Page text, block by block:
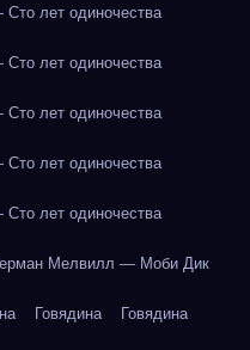
лет одиночества
лет одиночества
лет одиночества
лет одиночества
лет одиночества
Мелвилл — Моби Дик
Говядина Говядина